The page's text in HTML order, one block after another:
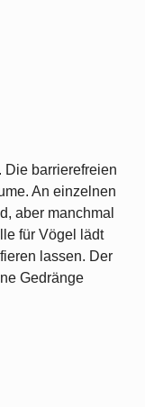
Die barrierefreien
An einzelnen
aber manchmal
für Vögel lädt
lassen. Der
Gedränge